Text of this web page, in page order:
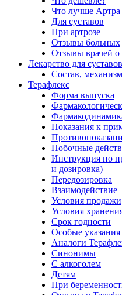
Что лучше Артра
Для суставов
При артрозе
Отзывы больных
Отзывы врачей о
Лекарство для
Состав,
Терафлекс
Форма выпуска
Показания к
Побочные
Инструкция по
и дозировка)
Передозировка
Взаимодействие
Условия продажи
Условия
Срок годности
Особые указания
Аналоги
Синонимы
С алкоголем
Детям
При